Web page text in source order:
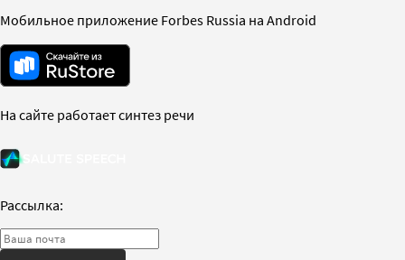
Мобильное приложение Forbes Russia на Android
На сайте работает синтез речи
Рассылка: